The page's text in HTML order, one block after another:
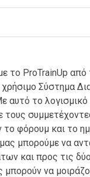
το ProTrainUp από
χρήσιμο Σύστημα
αυτό το λογισμικό
τους
το φόρουμ και το
μπορούμε να
και προς τις
μπορούν να